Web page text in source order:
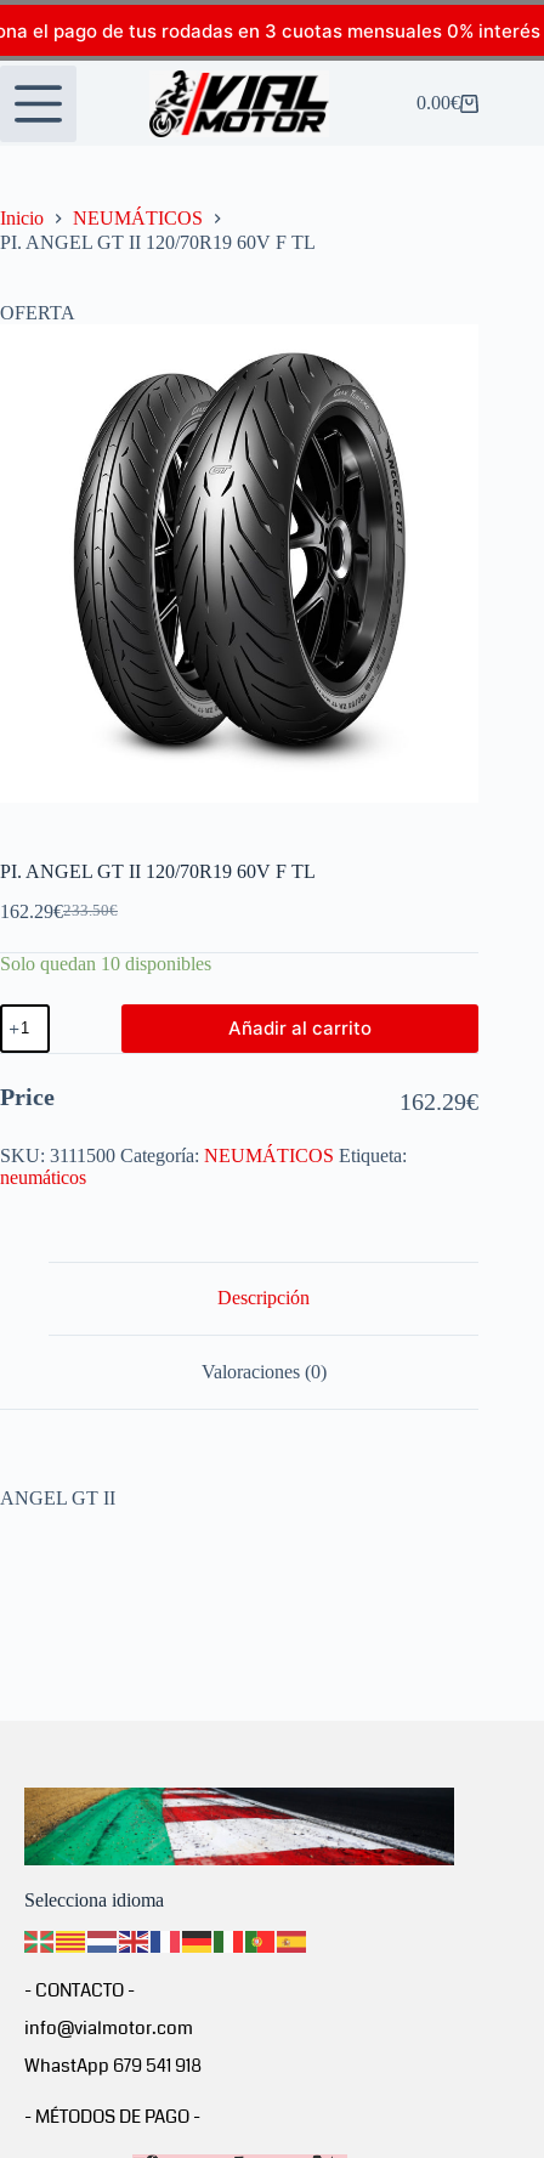
el pago de tus rodadas en 3 cuotas mensuales 0% interés
0.00€
Inicio
NEUMÁTICOS
PI. ANGEL GT II 120/70R19 60V F TL
OFERTA
PI. ANGEL GT II 120/70R19 60V F TL
233.50€
162.29€
Solo quedan 10 disponibles
Añadir al carrito
Price 162.29€
SKU: 3111500 Categoría: NEUMÁTICOS Etiqueta:
neumáticos
Descripción
Valoraciones (0)
ANGEL GT II
Selecciona idioma
- CONTACTO -
info@vialmotor.com
WhastApp 679 541 918
- MÉTODOS DE PAGO -